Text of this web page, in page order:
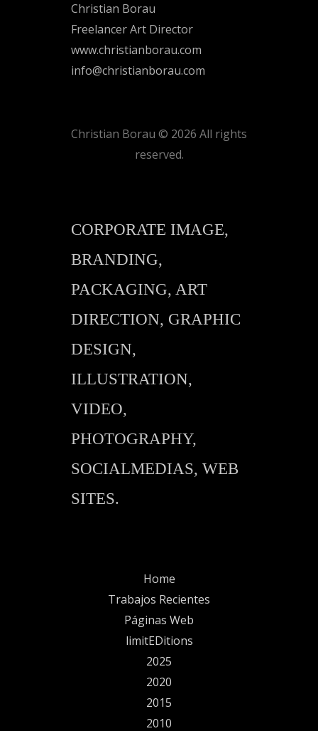
Christian Borau
Freelancer Art Director
www.christianborau.com
info@christianborau.com
Christian Borau © 2026 All rights
reserved.
CORPORATE IMAGE,
BRANDING,
PACKAGING, ART
DIRECTION, GRAPHIC
DESIGN,
ILLUSTRATION,
VIDEO,
PHOTOGRAPHY,
SOCIALMEDIAS, WEB
SITES.
Home
Trabajos Recientes
Páginas Web
limitEDitions
2025
2020
2015
2010